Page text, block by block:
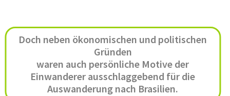
Doch neben ökonomischen und politischen
Gründen
waren auch persönliche Motive der
Einwanderer ausschlaggebend für die
Auswanderung nach Brasilien.